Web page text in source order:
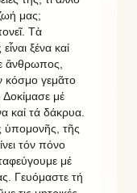
μας;
Τὰ
ξένα καί
ἄνθρωπος,
κόσμο γεμᾶτο
Δοκίμασε μέ
καί τά δάκρυα.
ὑπομονῆς, τῆς
τόν πόνο
μέ
Γευόμαστε τή